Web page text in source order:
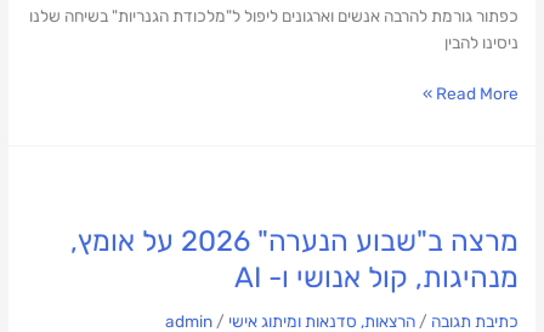
כפתור גורמת להרבה אנשים וארגונים ליפול ל"מלכודת הגנריות" בשיחה שלנו
ניסינו להבין
Read More »
מרצה ב"שבוע הנערה" 2026 על אומץ,
מנהיגות, קול אנושי ו- AI
כתיבת תגובה /הרצאות, סדנאות ומיתוג אישי /
admin
הנערה"
על
אומץ,